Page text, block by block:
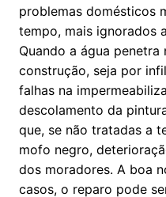
problemas domésticos
tempo, mais ignorados
Quando a água penetra
construção, seja por
falhas na
descolamento da
que, se não tratadas a
mofo negro,
dos moradores. A boa
casos, o reparo pode